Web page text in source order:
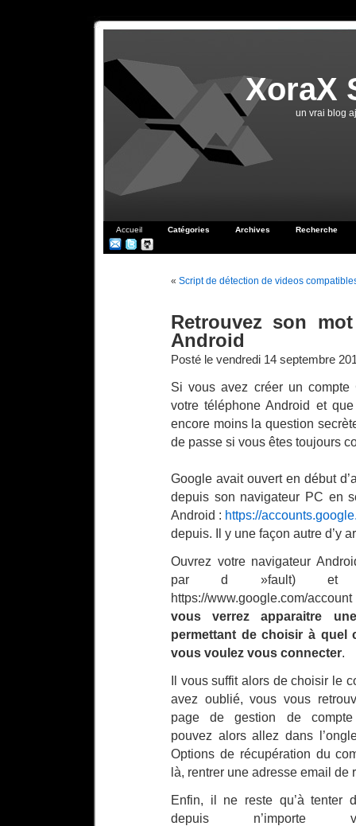
XoraX
un vrai blog
Accueil Catégories Archives Recherche
« Script de détection de videos
Retrouvez son
Android
Posté le vendredi 14 septembre
Si vous avez créer un compte
votre téléphone Android et
encore moins la question
de passe si vous êtes toujours
Google avait ouvert en début
depuis son navigateur PC en
Android : https://
depuis. Il y une façon autre d’y
Ouvrez votre navigateur
par d »fault) et
https://www.google.com/
vous verrez apparaitre
permettant de choisir à quel
vous voulez vous connecter.
Il vous suffit alors de choisir le
avez oublié, vous vous
page de gestion de
pouvez alors allez dans
Options de récupération du
là, rentrer une adresse email de
Enfin, il ne reste qu’à tenter
depuis